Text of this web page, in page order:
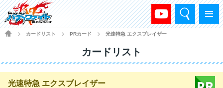
メニュー
検索
HOME
カードリスト PRカード 光速特急 エクスブレイザー
カードリスト
光速特急 エクスブレイザー